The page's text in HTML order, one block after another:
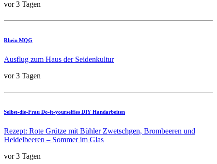
vor 3 Tagen
Rhein MQG
Ausflug zum Haus der Seidenkultur
vor 3 Tagen
Selbst-die-Frau Do-it-yourselfies DIY Handarbeiten
Rezept: Rote Grütze mit Bühler Zwetschgen, Brombeeren und
Heidelbeeren – Sommer im Glas
vor 3 Tagen